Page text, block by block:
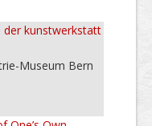
der kunstwerkstatt
Museum Bern